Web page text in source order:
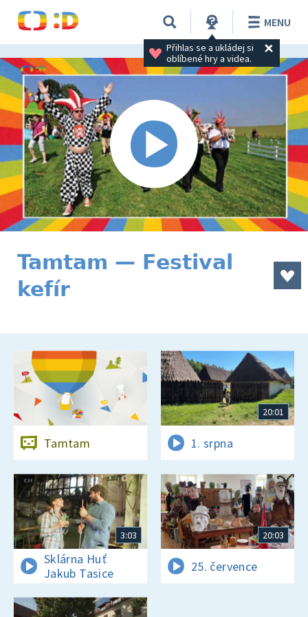
Přihlas se a ukládej si
oblíbené hry a videa.
MENU
Tamtam — Festival
kefír
Tamtam
20:01
1. srpna
3:03
Sklárna Huť
Jakub Tasice
20:03
25. července